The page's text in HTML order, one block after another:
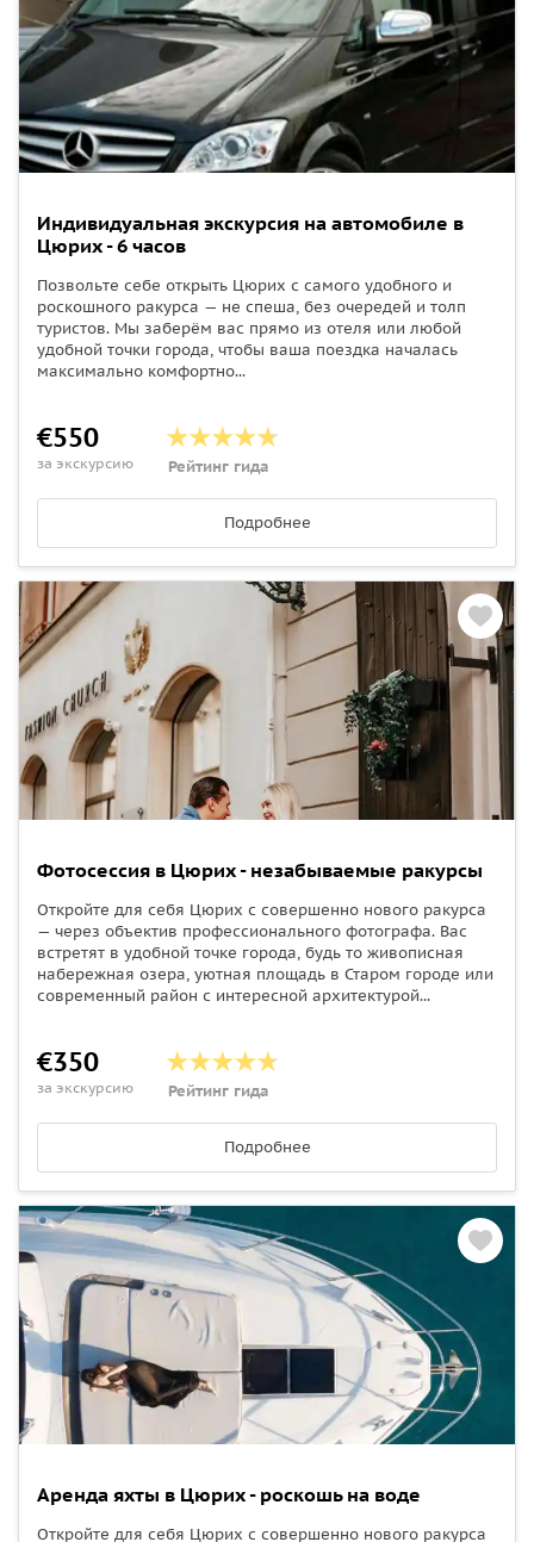
Индивидуальная экскурсия на автомобиле в
Цюрих - 6 часов
Позвольте себе открыть Цюрих с самого удобного и
роскошного ракурса — не спеша, без очередей и толп
туристов. Мы заберём вас прямо из отеля или любой
удобной точки города, чтобы ваша поездка началась
максимально комфортно...
€550
за экскурсию Рейтинг гида
Подробнее
Фотосессия в Цюрих - незабываемые ракурсы
Откройте для себя Цюрих с совершенно нового ракурса
— через объектив профессионального фотографа. Вас
встретят в удобной точке города, будь то живописная
набережная озера, уютная площадь в Старом городе или
современный район с интересной архитектурой...
€350
за экскурсию Рейтинг гида
Подробнее
Аренда яхты в Цюрих - роскошь на воде
Откройте для себя Цюрих с совершенно нового ракурса